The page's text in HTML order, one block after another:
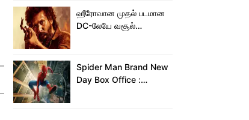
ஹீரோவான முதல் படமான
DC-லேயே வசூல்
Spider Man Brand New
Day Box Office :